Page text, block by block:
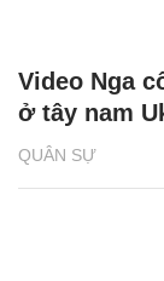
QUÂN SỰ
Video Nga
ở tây nam